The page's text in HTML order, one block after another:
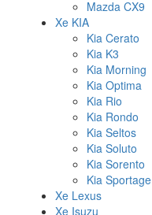
Mazda CX9
Xe KIA
Kia Cerato
Kia K3
Kia Morning
Kia Optima
Kia Rio
Kia Rondo
Kia Seltos
Kia Soluto
Kia Sorento
Kia Sportage
Xe Lexus
Xe Isuzu